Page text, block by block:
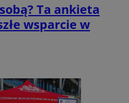
Ta ankieta
wsparcie w